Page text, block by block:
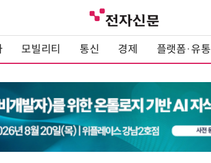
모빌리티 통신 경제 플랫폼·유통